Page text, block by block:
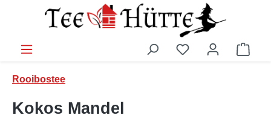
Zum Hauptinhalt springen
Rooibostee
Kokos Mandel